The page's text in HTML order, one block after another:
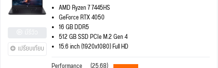
เปรียบเทียบ
AMD Ryzen 7 7445HS
GeForce RTX 4050
16 GB DDR5
512 GB SSD PCIe M.2 Gen 4
15.6 inch (1920x1080) Full HD